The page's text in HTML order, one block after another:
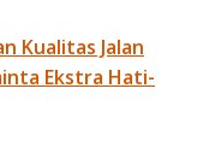
Kualitas Jalan
Ekstra Hati-